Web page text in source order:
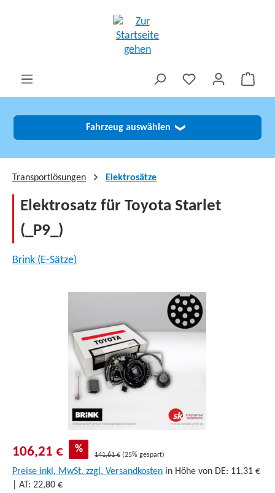
Fahrzeug auswählen ❯
Transportlösungen Elektrosätze
Elektrosatz für Toyota Starlet
(_P9_)
Brink (E-Sätze)
106,21 € % 141,61 € (25% gespart)
Preise inkl. MwSt. zzgl. Versandkosten in Höhe von DE: 11,31 €
| AT: 22,80 €